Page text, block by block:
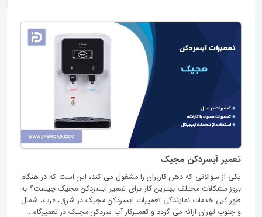
تعمیر آبسردکن مجیک
یکی از سؤالاتی که ذهن کاربران را مشغول می کند، این است که در هنگام
بروز مشکلات مختلف بهترین کار برای تعمیر آبسردکن مجیک چیست؟ به
طور کبی خدمات نمایندگی تعمیرات آبسردکن مجیک در شرق، غرب، شمال
و جنوب تهران ارائه می گردد و تعمیرکار آب سردکن مجیک در تعمیرگاه...